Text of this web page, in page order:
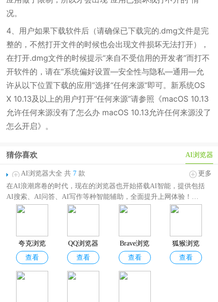
况。
4、用户如果下载软件后（请确保已下载完的.dmg文件是完
整的，不然打开文件的时候也会出现文件损坏无法打开），
在打开.dmg文件的时候提示“来自不受信用的开发者”而打不
开软件的，请在“系统偏好设置—安全性与隐私—通用—允
许从以下位置下载的应用”选择“任何来源”即可。新系统OS
X 10.13及以上的用户打开“任何来源”请参照《macOS 10.13
允许任何来源没有了怎么办 macOS 10.13允许任何来源没了
怎么开启》。
AI浏览器
猜你喜欢
AI浏览器大全 共 7 款
更多
在AI浪潮席卷的时代，现在的浏览器也开始搭载AI智能，提供包括
AI搜索、AI问答、AI写作等种智能辅助，全面提升上网体验！
AI浏览器大全为
用户提供了各种内置AI大模型的手机浏览器，如：
合自己的AI浏览器下载体验！
夸克浏览
器手机版
查看
QQ浏览器
App
查看
Brave浏览
器
查看
狐猴浏览
器
查看